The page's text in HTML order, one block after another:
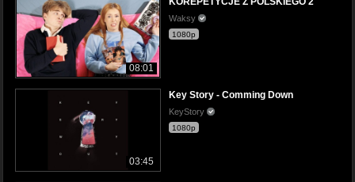
08:01
Waksy
1080p
03:45
Key Story - Comming Down
KeyStory
1080p